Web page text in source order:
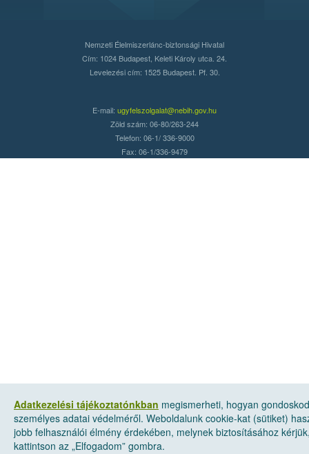
Adatkezelési tájékoztatónkban megismerheti, hogyan
személyes adatai védelméről. Weboldalunk cookie-kat (sütiket)
jobb felhasználói élmény érdekében, melynek biztosításához
kattintson az „Elfogadom” gombra.
Nemzeti Élelmiszerlánc-biztonsági Hivatal
Cím: 1024 Budapest, Keleti Károly utca. 24.
Levelezési cím: 1525 Budapest. Pf. 30.
E-mail: ugyfelszolgalat@nebih.gov.hu
Zöld szám: 06-80/263-244
Telefon: 06-1/ 336-9000
Fax: 06-1/336-9479